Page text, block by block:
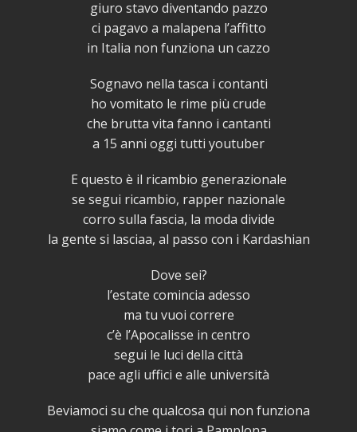
giuro stavo diventando pazzo
ci pagavo a malapena l’affitto
in Italia non funziona un cazzo
Sognavo nella tasca i contanti
ho vomitato le rime più crude
che brutta vita fanno i cantanti
a 15 anni oggi tutti youtuber
E questo è il ricambio generazionale
se segui ricambio, rapper nazionale
corro sulla fascia, la moda divide
la gente si lasciaa, al passo con i Kardashian
Dove sei?
l’estate comincia adesso
ma tu vuoi correre
c’è l’Apocalisse in centro
segui le luci della città
pace agli uffici e alle università
Beviamoci su che qualcosa qui non funziona